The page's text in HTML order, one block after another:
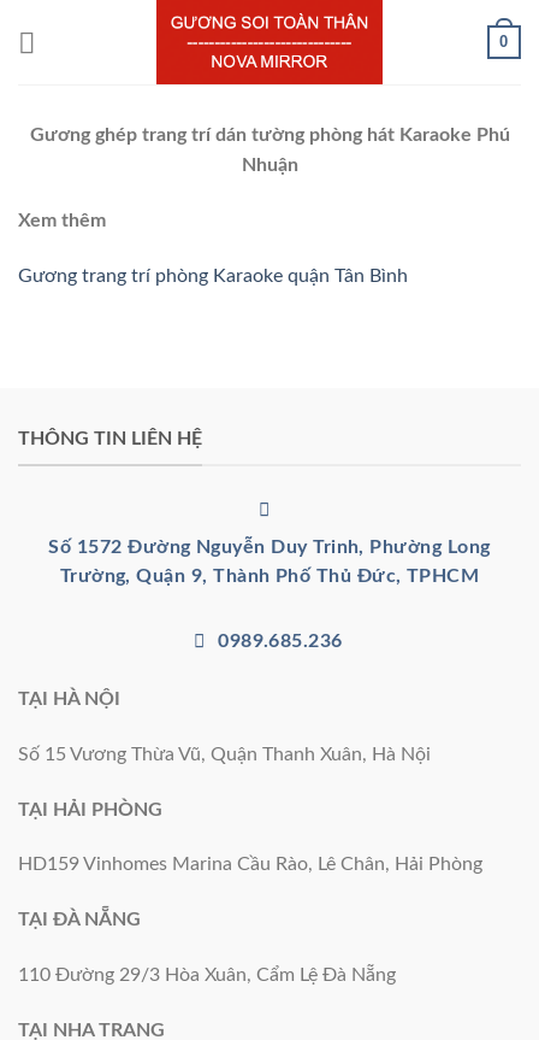
0
Gương ghép trang trí dán tường phòng hát Karaoke Phú
Nhuận
Xem thêm
Gương trang trí phòng Karaoke quận Tân Bình
THÔNG TIN LIÊN HỆ
Số 1572 Đường Nguyễn Duy Trinh, Phường Long
Trường, Quận 9, Thành Phố Thủ Đức, TPHCM
0989.685.236
TẠI HÀ NỘI
Số 15 Vương Thừa Vũ, Quận Thanh Xuân, Hà Nội
TẠI HẢI PHÒNG
HD159 Vinhomes Marina Cầu Rào, Lê Chân, Hải Phòng
TẠI ĐÀ NẴNG
110 Đường 29/3 Hòa Xuân, Cẩm Lệ Đà Nẵng
TẠI NHA TRANG